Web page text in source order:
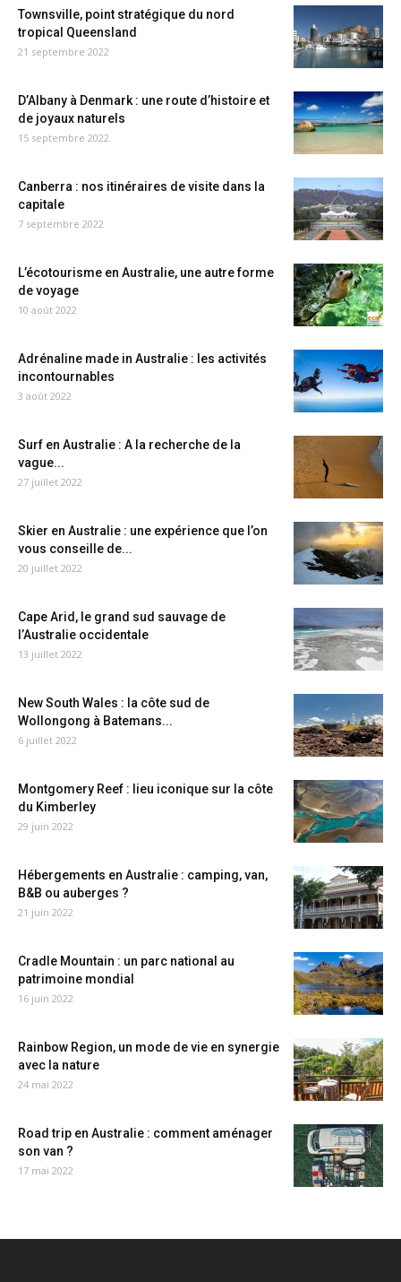
Townsville, point stratégique du nord
tropical Queensland
21 septembre 2022
D’Albany à Denmark : une route d’histoire et
de joyaux naturels
15 septembre 2022
Canberra : nos itinéraires de visite dans la
capitale
7 septembre 2022
L’écotourisme en Australie, une autre forme
de voyage
10 août 2022
Adrénaline made in Australie : les activités
incontournables
3 août 2022
Surf en Australie : A la recherche de la
vague...
27 juillet 2022
Skier en Australie : une expérience que l’on
vous conseille de...
20 juillet 2022
Cape Arid, le grand sud sauvage de
l’Australie occidentale
13 juillet 2022
New South Wales : la côte sud de
Wollongong à Batemans...
6 juillet 2022
Montgomery Reef : lieu iconique sur la côte
du Kimberley
29 juin 2022
Hébergements en Australie : camping, van,
B&B ou auberges ?
21 juin 2022
Cradle Mountain : un parc national au
patrimoine mondial
16 juin 2022
Rainbow Region, un mode de vie en synergie
avec la nature
24 mai 2022
Road trip en Australie : comment aménager
son van ?
17 mai 2022